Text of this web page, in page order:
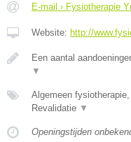
E-mail › Fysiotherapie
Website: http://
Een aantal
▼
Algemeen
Revalidatie ▼
Openingstijden